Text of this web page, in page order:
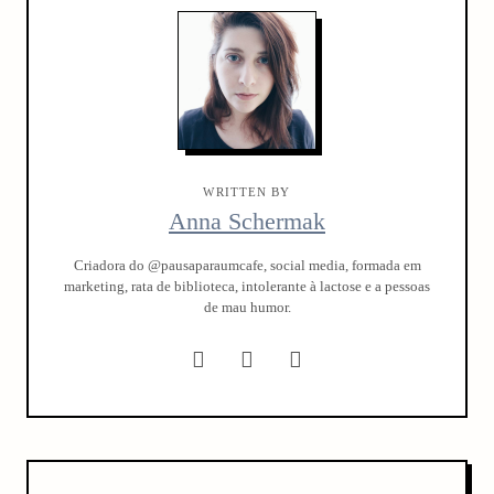
WRITTEN BY
Anna Schermak
Criadora do @pausaparaumcafe, social media, formada em
marketing, rata de biblioteca, intolerante à lactose e a pessoas
de mau humor.